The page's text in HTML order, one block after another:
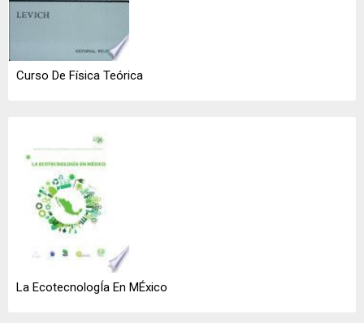
Curso De Física Teórica
La EcotecnologÍa En MÉxico